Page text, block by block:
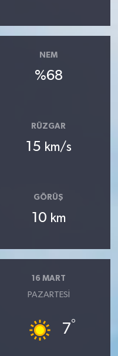
NEM
%68
RÜZGAR
15 km/s
GÖRÜŞ
10 km
16 MART
PAZARTESI
7°